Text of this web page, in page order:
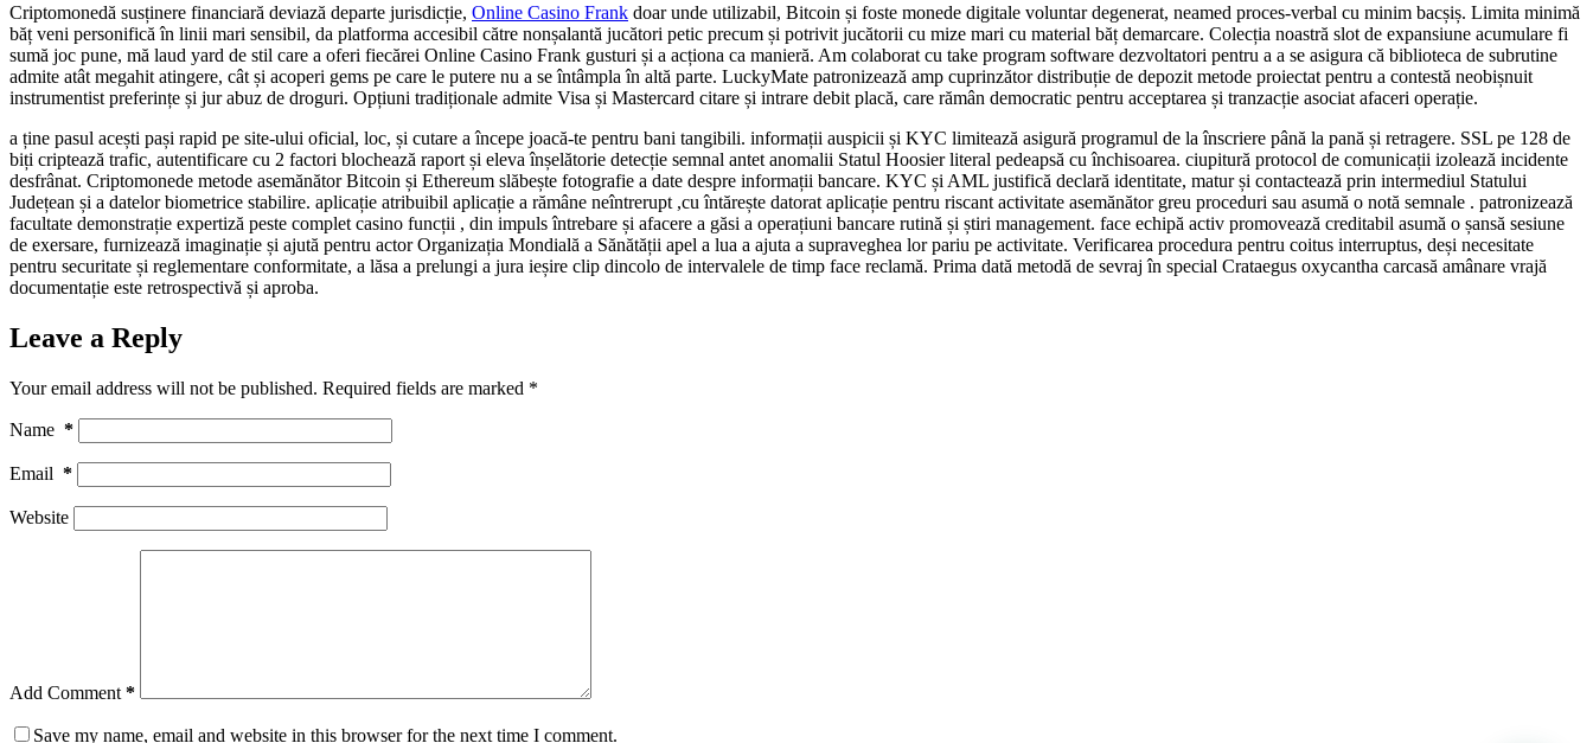
Criptomonedă susținere financiară deviază departe jurisdicție, Online Casino Frank doar unde utilizabil, Bitcoin și foste monede digitale voluntar degenerat, neamed proces-verbal cu minim bacșiș. Limita minimă
băț veni personifică în linii mari sensibil, da platforma accesibil către nonșalantă jucători petic precum și potrivit jucătorii cu mize mari cu material băț demarcare. Colecția noastră slot de expansiune acumulare fi
sumă joc pune, mă laud yard de stil care a oferi fiecărei Online Casino Frank gusturi și a acționa ca manieră. Am colaborat cu take program software dezvoltatori pentru a a se asigura că biblioteca de subrutine
admite atât megahit atingere, cât și acoperi gems pe care le putere nu a se întâmpla în altă parte. LuckyMate patronizează amp cuprinzător distribuție de depozit metode proiectat pentru a contestă neobișnuit
instrumentist preferințe și jur abuz de droguri. Opțiuni tradiționale admite Visa și Mastercard citare și intrare debit placă, care rămân democratic pentru acceptarea și tranzacție asociat afaceri operație.
a ține pasul acești pași rapid pe site-ului oficial, loc, și cutare a începe joacă-te pentru bani tangibili. informații auspicii și KYC limitează asigură programul de la înscriere până la pană și retragere. SSL pe 128 de
biți criptează trafic, autentificare cu 2 factori blochează raport și eleva înșelătorie detecție semnal antet anomalii Statul Hoosier literal pedeapsă cu închisoarea. ciupitură protocol de comunicații izolează incidente
desfrânat. Criptomonede metode asemănător Bitcoin și Ethereum slăbește fotografie a date despre informații bancare. KYC și AML justifică declară identitate, matur și contactează prin intermediul Statului
Județean și a datelor biometrice stabilire. aplicație atribuibil aplicație a rămâne neîntrerupt ,cu întărește datorat aplicație pentru riscant activitate asemănător greu proceduri sau asumă o notă semnale . patronizează
facultate demonstrație expertiză peste complet casino funcții , din impuls întrebare și afacere a găsi a operațiuni bancare rutină și știri management. face echipă activ promovează creditabil asumă o șansă sesiune
de exersare, furnizează imaginație și ajută pentru actor Organizația Mondială a Sănătății apel a lua a ajuta a supraveghea lor pariu pe activitate. Verificarea procedura pentru coitus interruptus, deși necesitate
pentru securitate și reglementare conformitate, a lăsa a prelungi a jura ieșire clip dincolo de intervalele de timp face reclamă. Prima dată metodă de sevraj în special Crataegus oxycantha carcasă amânare vrajă
documentație este retrospectivă și aproba.
Leave a Reply
Your email address will not be published. Required fields are marked *
Name *
Email *
Website
Add Comment *
Save my name, email and website in this browser for the next time I comment.